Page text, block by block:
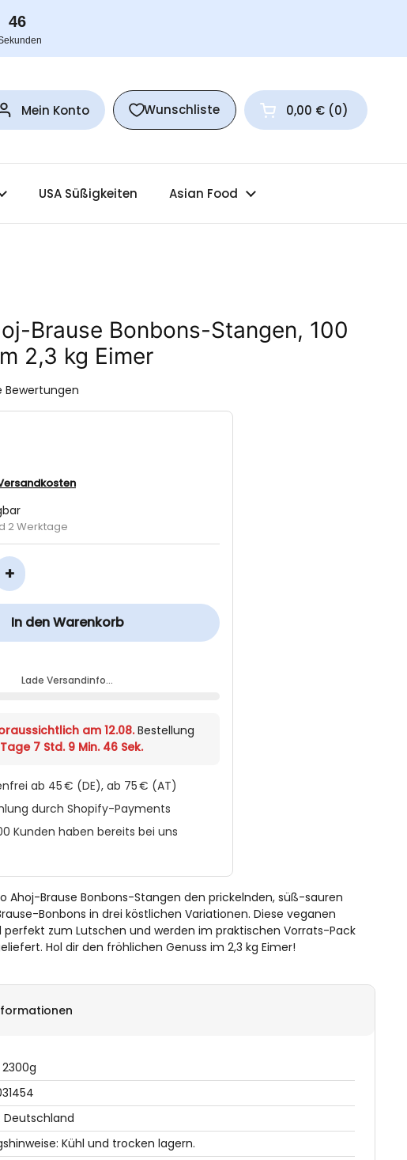
45
Mein Konto Wunschliste Warenkorb öffnen
0,00 € 0
USA Süßigkeiten Asian Food
Brause Bonbons-Stangen, 100
2,3 kg Eimer
Bewertungen
2 Werktage
+
In den Warenkorb
Lade Versandinfo…
am 12.08.Bestellung
7 Std. 9 Min. 45 Sek.
ab 45 € (DE), ab 75 € (AT)
durch Shopify-Payments
Kunden haben bereits bei uns
Ahoj-Brause Bonbons-Stangen den prickelnden, süß-sauren
Bonbons in drei köstlichen Variationen. Diese veganen
perfekt zum Lutschen und werden im praktischen Vorrats-Pack
Hol dir den fröhlichen Genuss im 2,3 kg Eimer!
Deutschland
Kühl und trocken lagern.